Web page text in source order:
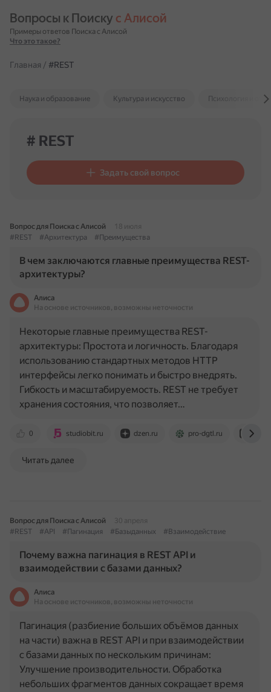
Вопросы к Поиску с Алисой
Примеры ответов Поиска с Алисой
Что это такое?
Главная / #REST
Наука и образование Культура и искусство Психология и
# REST
Задать свой вопрос
Вопрос для Поиска с Алисой
18 июля
#REST
#Архитектура #Преимущества
В чем заключаются главные преимущества REST-
архитектуры?
Алиса
На основе источников, возможны неточности
0 studiobit.ru dzen.ru pro-dgtl.ru
Некоторые главные преимущества REST-
архитектуры: Простота и логичность. Благодаря
использованию стандартных методов HTTP
интерфейсы легко понимать и быстро внедрять.
Гибкость и масштабируемость. REST не требует
хранения состояния, что позволяет…
Читать далее
Вопрос для Поиска с Алисой
30 апреля
#REST
#API #Пагинация #Базыданных #Взаимодействие
Почему важна пагинация в REST API и
взаимодействии с базами данных?
Алиса
На основе источников, возможны неточности
Пагинация (разбиение больших объёмов данных
на части) важна в REST API и при взаимодействии
с базами данных по нескольким причинам:
Улучшение производительности. Обработка
небольших фрагментов данных сокращает время